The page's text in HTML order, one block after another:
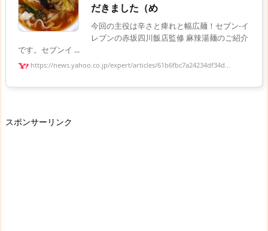
だきました（め
今回の主役は辛さと痺れと幅広麺！セブン-イ
レブンの赤坂四川飯店監修 麻辣湯麺のご紹介
です。セブンイ ...
https://news.yahoo.co.jp/expert/articles/61b6fbc7a24234df34d...
スポンサーリンク